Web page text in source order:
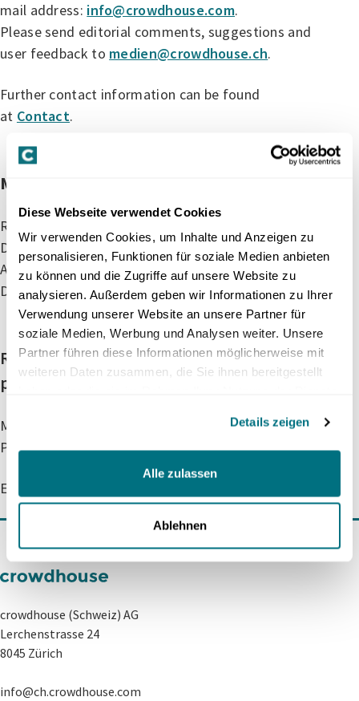
Diese Webseite verwendet Cookies
Wir verwenden Cookies, um Inhalte und Anzeigen zu
personalisieren, Funktionen für soziale Medien anbieten
zu können und die Zugriffe auf unsere Website zu
analysieren. Außerdem geben wir Informationen zu Ihrer
Verwendung unserer Website an unsere Partner für
soziale Medien, Werbung und Analysen weiter. Unsere
Partner führen diese Informationen möglicherweise mit
weiteren Daten zusammen, die Sie ihnen bereitgestellt
Details zeigen
Alle zulassen
Ablehnen
mail address: info@crowdhouse.com.
Please send editorial comments, suggestions and
user feedback to medien@crowdhouse.ch.
Further contact information can be found
at Contact.
Management
Robert Plantak (CEO, Delegate of the Board of
Directors)
Ardian Gjeloshi (Chairman of the Board of
Directors)
Responsible within the meaning of § 18
para. 2 MStV is:
Michael Meier
Phone: +41 (0) 44 377 60 63
Email:
crowdhouse (Schweiz) AG
Lerchenstrasse 24
8045 Zürich
info@ch.crowdhouse.com